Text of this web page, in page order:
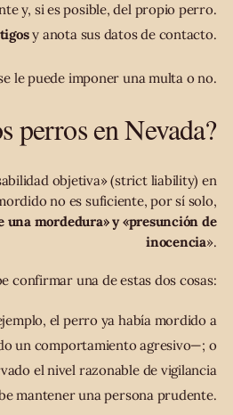
y, si es posible, del propio perro.
y anota sus datos de contacto.
le puede imponer una multa o no.
perros en Nevada?
objetiva» (strict liability) en
no es suficiente, por sí solo,
una mordedura» y «presunción de
inocencia».
confirmar una de estas dos cosas:
el perro ya había mordido a
un comportamiento agresivo—; o
el nivel razonable de vigilancia
mantener una persona prudente.